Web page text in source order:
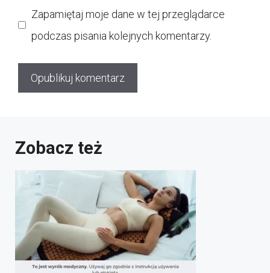
Zapamiętaj moje dane w tej przeglądarce
podczas pisania kolejnych komentarzy.
Zobacz też